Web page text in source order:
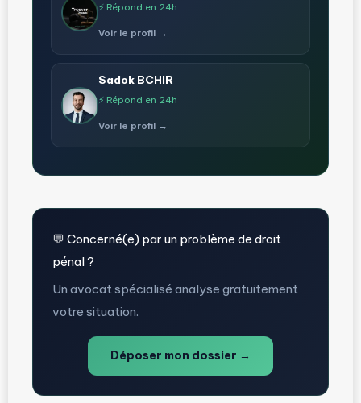
⚡ Répond en 24h
Voir le profil →
Sadok BCHIR
⚡ Répond en 24h
Voir le profil →
💬 Concerné(e) par un problème de droit
pénal ?
Un avocat spécialisé analyse gratuitement
votre situation.
Déposer mon dossier →